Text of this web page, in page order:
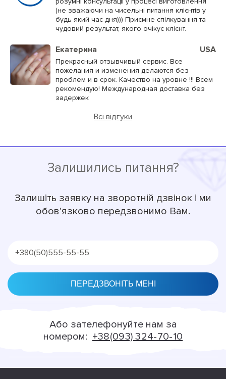
(не зважаючи на чисельні питання клієнтів у
будь який час дня))) Приємне спілкування та
чудовий результат, якого очікує клієнт.
Екатерина USA
Прекрасный отзывчивый сервис. Все
пожелания и изменения делаются без
проблем и в срок. Качество на уровне !!! Всем
рекомендую! Международная доставка без
задержек
Всі відгуки
Залишились питання?
Залишіть заявку на зворотній дзвінок і ми
обов'язково передзвонимо Вам.
Alternative:Або зателефонуйте нам за
номером: +38(093) 324-70-10